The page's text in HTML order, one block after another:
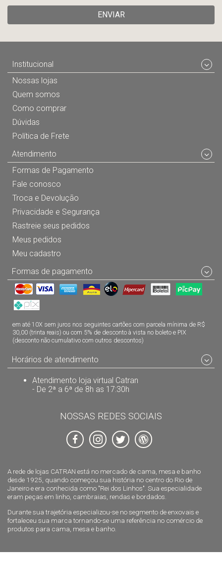
ENVIAR
A rede de lojas CATRAN está no mercado de cama, mesa e banho
desde 1925, quando começou sua história no centro do Rio de
Janeiro e era conhecida como "Rei dos Linhos". Sua especialidade
eram peças em linho, cambraias, rendas e bordados.
Durante sua trajetória especializou-se no segmento de enxovais e
fortaleceu sua marca tornando-se uma referência no comércio de
produtos para cama, mesa e banho.
Institucional
Nossas lojas
Quem somos
Como comprar
Dúvidas
Política de Frete
Atendimento
Formas de Pagamento
Fale conosco
Troca e Devolução
Privacidade e Segurança
Rastreie seus pedidos
Meus pedidos
Meu cadastro
Formas de pagamento
em até 10X sem juros nos seguintes cartões com parcela mínima de R$
30,00 (trinta reais) ou com 5% de desconto à vista no boleto e PIX
(desconto não cumulativo com outros descontos)
Horários de atendimento
Atendimento loja virtual Catran
- De 2ª a 6ª de 8h as 17:30h
NOSSAS REDES SOCIAIS